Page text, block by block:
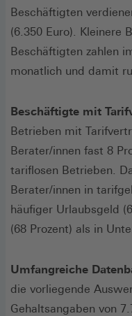
Beschäftigten
(6.350 Euro). Kleinere
Beschäftigten zahlen
monatlich und damit
Beschäftigte mit
Betrieben mit
Berater/innen fast 8
tariflosen Betrieben.
Berater/innen in
häufiger Urlaubsgeld
(68 Prozent) als in
Umfangreiche
die vorliegende
Gehaltsangaben von